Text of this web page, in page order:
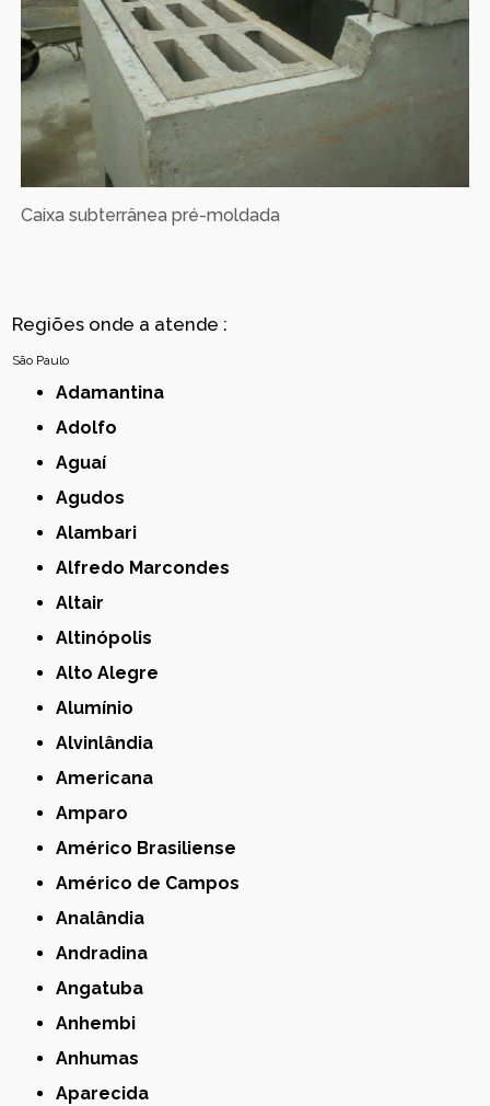
Caixa subterrânea pré-moldada
Regiões onde a atende :
São Paulo
Adamantina
Adolfo
Aguaí
Agudos
Alambari
Alfredo Marcondes
Altair
Altinópolis
Alto Alegre
Alumínio
Alvinlândia
Americana
Amparo
Américo Brasiliense
Américo de Campos
Analândia
Andradina
Angatuba
Anhembi
Anhumas
Aparecida